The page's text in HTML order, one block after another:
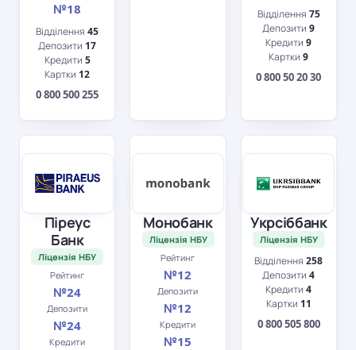
№18
Відділення45
Депозити 17
Кредити 5
Картки 12
0 800 500 255
Відділення 75
Депозити9
Кредити9
Картки9
0 800 50 20 30
Піреус
Банк
Ліцензія НБУ
Рейтинг
№24
Депозити
№24
Кредити
Монобанк
Ліцензія НБУ
Рейтинг
№12
Депозити
№12
Кредити
№15
Укрсіббанк
Ліцензія НБУ
Відділення258
Депозити4
Кредити4
Картки 11
0 800 505 800